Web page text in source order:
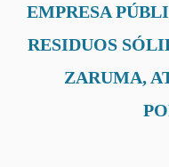
EMPRESA
RESIDUOS
ZARUMA,